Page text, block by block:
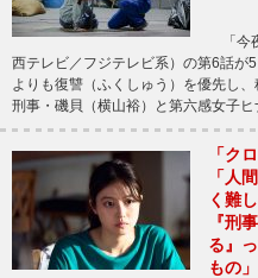
「今
西テレビ／フジテレビ系）の第6話
よりも復讐（ふくしゅう）を優先し
刑事・磯貝（横山裕）と第六感女子
「ク
「人
く難
『刑
る』
もの」